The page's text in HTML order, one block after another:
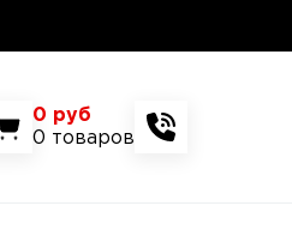
0 руб
0 товаров